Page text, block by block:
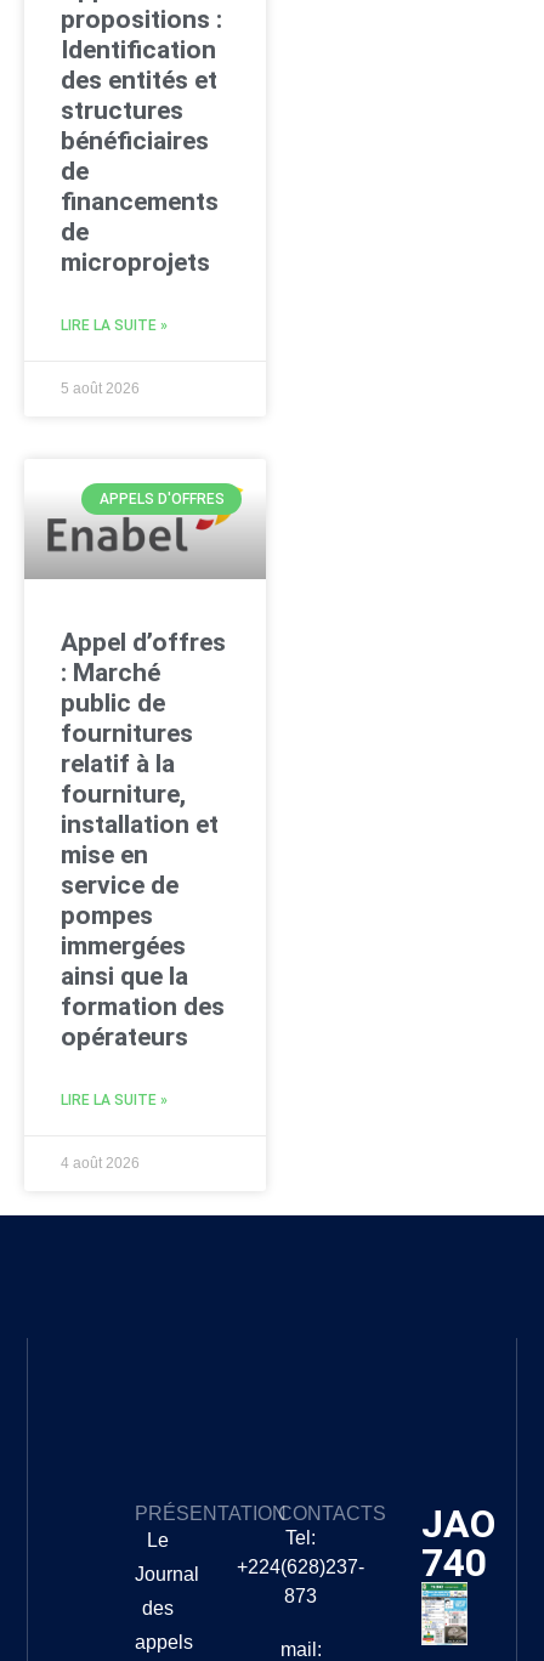
propositions :
Identification
des entités et
structures
bénéficiaires
de
financements
de
microprojets
LIRE LA SUITE »
5 août 2026
APPELS D'OFFRES
Appel d’offres
: Marché
public de
fournitures
relatif à la
fourniture,
installation et
mise en
service de
pompes
immergées
ainsi que la
formation des
opérateurs
LIRE LA SUITE »
4 août 2026
PRÉSENTATION
Le
Journal
des
appels
CONTACTS
Tel:
+224(628)237-
873
mail:
JAO
740